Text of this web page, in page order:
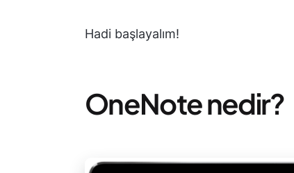
Hadi başlayalım!
OneNote nedir?